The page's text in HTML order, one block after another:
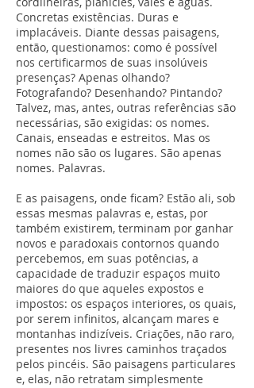
Concretas existências. Duras e
implacáveis. Diante dessas paisagens,
então, questionamos: como é possível
nos certificarmos de suas insolúveis
presenças? Apenas olhando?
Fotografando? Desenhando? Pintando?
Talvez, mas, antes, outras referências são
necessárias, são exigidas: os nomes.
Canais, enseadas e estreitos. Mas os
nomes não são os lugares. São apenas
nomes. Palavras.
E as paisagens, onde ficam? Estão ali, sob
essas mesmas palavras e, estas, por
também existirem, terminam por ganhar
novos e paradoxais contornos quando
percebemos, em suas potências, a
capacidade de traduzir espaços muito
maiores do que aqueles expostos e
impostos: os espaços interiores, os quais,
por serem infinitos, alcançam mares e
montanhas indizíveis. Criações, não raro,
presentes nos livres caminhos traçados
pelos pincéis. São paisagens particulares
e, elas, não retratam simplesmente